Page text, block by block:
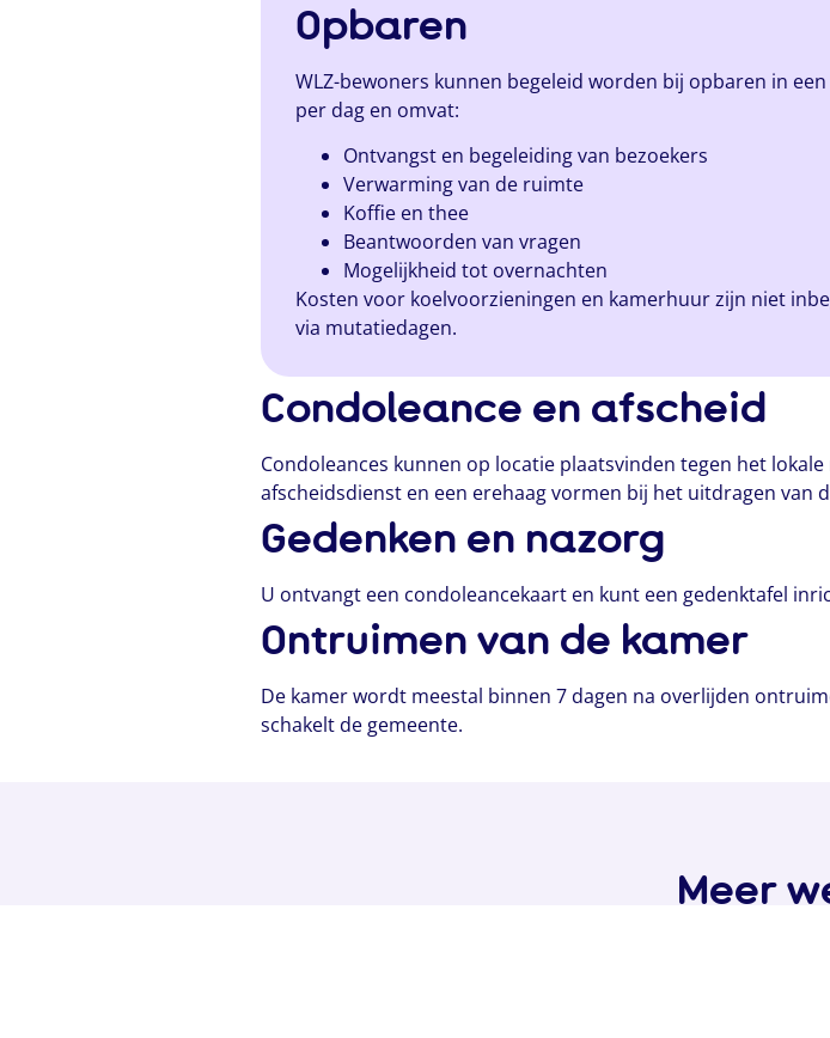
Opbaren
WLZ-bewoners kunnen begeleid worden bij opbaren in
per dag en omvat:
Ontvangst en begeleiding van bezoekers
Verwarming van de ruimte
Koffie en thee
Beantwoorden van vragen
Mogelijkheid tot overnachten
Kosten voor koelvoorzieningen en kamerhuur zijn niet
via mutatiedagen.
Condoleance en afscheid
Condoleances kunnen op locatie plaatsvinden tegen het
afscheidsdienst en een erehaag vormen bij het uitdragen van
Gedenken en nazorg
U ontvangt een condoleancekaart en kunt een gedenktafel
Ontruimen van de kamer
De kamer wordt meestal binnen 7 dagen na overlijden
schakelt de gemeente.
Meer